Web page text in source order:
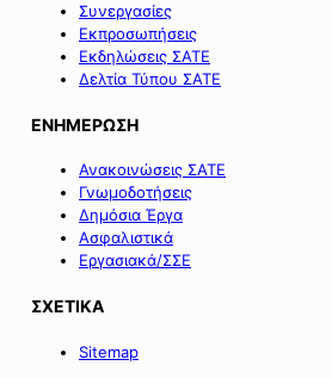
Συνεργασίες
Εκπροσωπήσεις
Εκδηλώσεις ΣΑΤΕ
Δελτία Τύπου ΣΑΤΕ
ΕΝΗΜΕΡΩΣΗ
Ανακοινώσεις ΣΑΤΕ
Γνωμοδοτήσεις
Δημόσια Έργα
Ασφαλιστικά
Εργασιακά/ΣΣΕ
ΣΧΕΤΙΚΑ
Sitemap